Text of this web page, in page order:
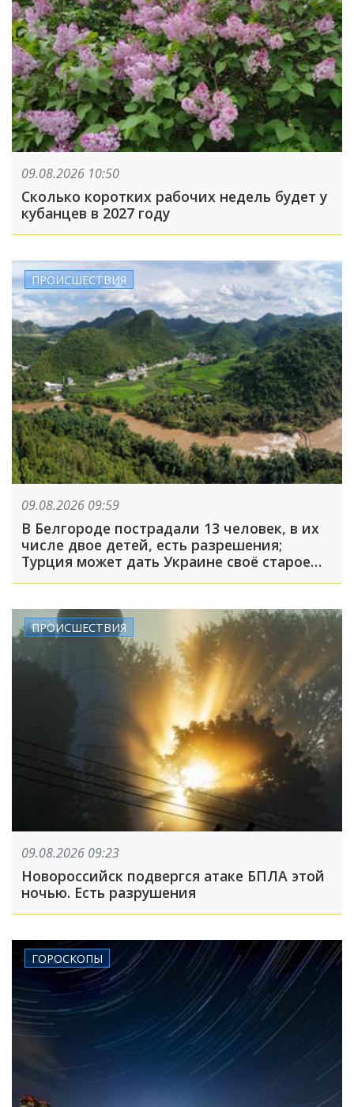
09.08.2026 10:50
Сколько коротких рабочих недель будет у
кубанцев в 2027 году
ПРОИСШЕСТВИЯ
09.08.2026 09:59
В Белгороде пострадали 13 человек, в их
числе двое детей, есть разрешения;
Турция может дать Украине своё старое
ПРОИСШЕСТВИЯ
09.08.2026 09:23
Новороссийск подвергся атаке БПЛА этой
ночью. Есть разрушения
ГОРОСКОПЫ